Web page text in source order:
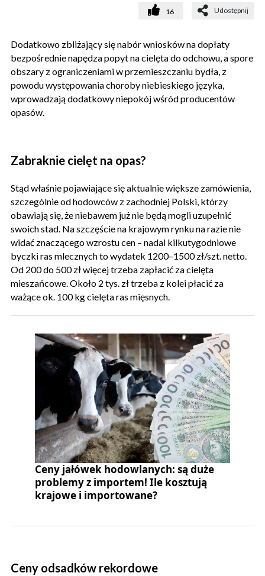
16 Udostępnij
Dodatkowo zbliżający się nabór wniosków na dopłaty
bezpośrednie napędza popyt na cielęta do odchowu, a spore
obszary z ograniczeniami w przemieszczaniu bydła, z
powodu występowania choroby niebieskiego języka,
wprowadzają dodatkowy niepokój wśród producentów
opasów.
Zabraknie cielęt na opas?
Stąd właśnie pojawiające się aktualnie większe zamówienia,
szczególnie od hodowców z zachodniej Polski, którzy
obawiają się, że niebawem już nie będą mogli uzupełnić
swoich stad. Na szczęście na krajowym rynku na razie nie
widać znaczącego wzrostu cen – nadal kilkutygodniowe
byczki ras mlecznych to wydatek 1200–1500 zł/szt. netto.
Od 200 do 500 zł więcej trzeba zapłacić za cielęta
mieszańcowe. Około 2 tys. zł trzeba z kolei płacić za
ważące ok. 100 kg cielęta ras mięsnych.
Ceny jałówek hodowlanych: są duże
problemy z importem! Ile kosztują
krajowe i importowane?
Ceny odsadków rekordowe